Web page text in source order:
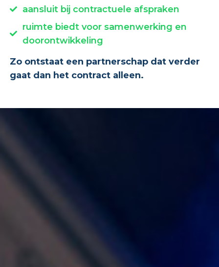
aansluit bij contractuele afspraken
ruimte biedt voor samenwerking en
doorontwikkeling
Zo ontstaat een partnerschap dat verder
gaat dan het contract alleen.